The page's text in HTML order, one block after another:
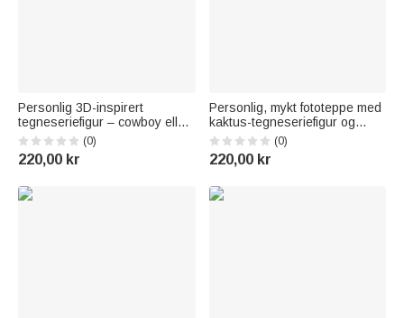
Personlig 3D-inspirert
tegneseriefigur – cowboy eller
cowgirl – mykt pledd med
navn, interiørdekorasjon og
bursdagsgave til barn
(0)
220,00 kr
Personlig, mykt fototeppe med
kaktus-tegneseriefigur og
navn – interiørdekorasjon og
bursdagsgave til barn,
cowgirls og cowboys
(0)
220,00 kr